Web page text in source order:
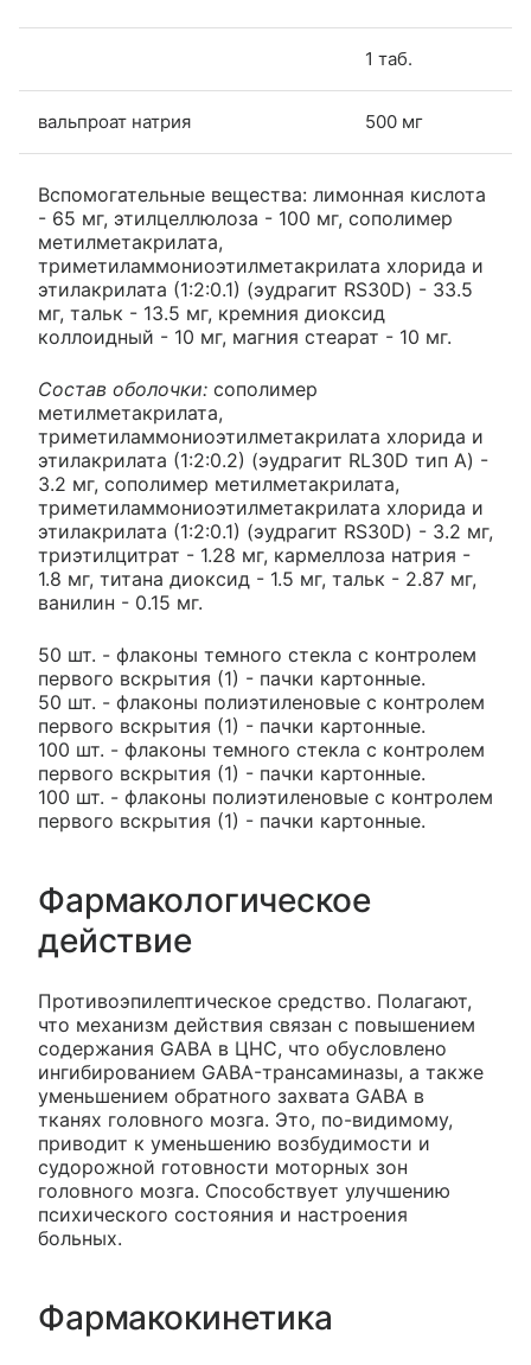
1 таб.
вальпроат натрия 500 мг
Вспомогательные вещества: лимонная кислота
- 65 мг, этилцеллюлоза - 100 мг, сополимер
метилметакрилата,
триметиламмониоэтилметакрилата хлорида и
этилакрилата (1:2:0.1) (эудрагит RS30D) - 33.5
мг, тальк - 13.5 мг, кремния диоксид
коллоидный - 10 мг, магния стеарат - 10 мг.
Состав оболочки: сополимер
метилметакрилата,
триметиламмониоэтилметакрилата хлорида и
этилакрилата (1:2:0.2) (эудрагит RL30D тип A) -
3.2 мг, сополимер метилметакрилата,
триметиламмониоэтилметакрилата хлорида и
этилакрилата (1:2:0.1) (эудрагит RS30D) - 3.2 мг,
триэтилцитрат - 1.28 мг, кармеллоза натрия -
1.8 мг, титана диоксид - 1.5 мг, тальк - 2.87 мг,
ванилин - 0.15 мг.
50 шт. - флаконы темного стекла с контролем
первого вскрытия (1) - пачки картонные.
50 шт. - флаконы полиэтиленовые с контролем
первого вскрытия (1) - пачки картонные.
100 шт. - флаконы темного стекла с контролем
первого вскрытия (1) - пачки картонные.
100 шт. - флаконы полиэтиленовые с контролем
первого вскрытия (1) - пачки картонные.
Фармакологическое
действие
Противоэпилептическое средство. Полагают,
что механизм действия связан с повышением
содержания GABA в ЦНС, что обусловлено
ингибированием GABA-трансаминазы, а также
уменьшением обратного захвата GABA в
тканях головного мозга. Это, по-видимому,
приводит к уменьшению возбудимости и
судорожной готовности моторных зон
головного мозга. Способствует улучшению
психического состояния и настроения
больных.
Фармакокинетика